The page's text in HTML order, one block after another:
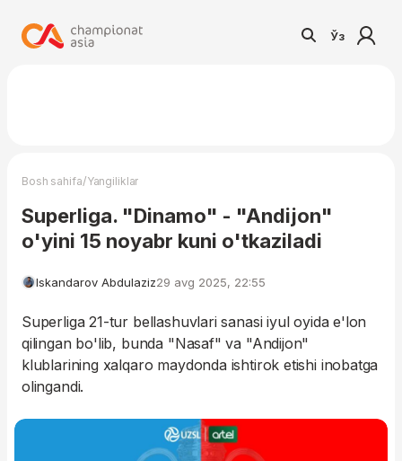
Ўз
Bosh sahifa/Yangiliklar
Superliga. "Dinamo" - "Andijon"
o'yini 15 noyabr kuni o'tkaziladi
Iskandarov Abdulaziz29 avg 2025, 22:55
Superliga 21-tur bellashuvlari sanasi iyul oyida e'lon
qilingan bo'lib, bunda "Nasaf" va "Andijon"
klublarining xalqaro maydonda ishtirok etishi inobatga
olingandi.